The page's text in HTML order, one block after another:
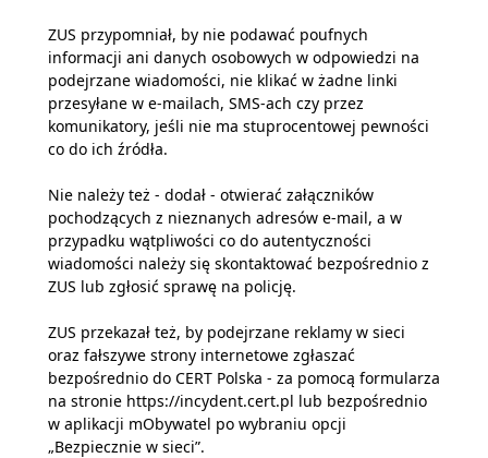
ZUS przypomniał, by nie podawać poufnych
informacji ani danych osobowych w odpowiedzi na
podejrzane wiadomości, nie klikać w żadne linki
przesyłane w e-mailach, SMS-ach czy przez
komunikatory, jeśli nie ma stuprocentowej pewności
co do ich źródła.
Nie należy też - dodał - otwierać załączników
pochodzących z nieznanych adresów e-mail, a w
przypadku wątpliwości co do autentyczności
wiadomości należy się skontaktować bezpośrednio z
ZUS lub zgłosić sprawę na policję.
ZUS przekazał też, by podejrzane reklamy w sieci
oraz fałszywe strony internetowe zgłaszać
bezpośrednio do CERT Polska - za pomocą formularza
na stronie https://incydent.cert.pl lub bezpośrednio
w aplikacji mObywatel po wybraniu opcji
„Bezpiecznie w sieci”.